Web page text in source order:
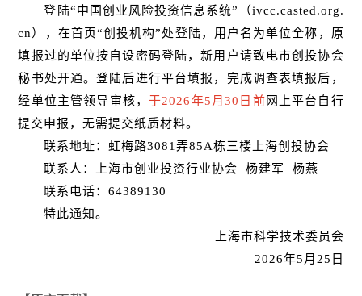
登陆“中国创业风险投资信息系统”（ivcc.casted.org.
cn），在首页“创投机构”处登陆，用户名为单位全称，原
填报过的单位按自设密码登陆，新用户请致电市创投协会
秘书处开通。登陆后进行平台填报，完成调查表填报后，
经单位主管领导审核，于2026年5月30日前 网上平台自行
提交申报，无需提交纸质材料。
联系地址：虹梅路3081弄85A栋三楼上海创投协会
联系人：上海市创业投资行业协会 杨建军 杨燕
联系电话：64389130
特此通知。
上海市科学技术委员会
2026年5月25日